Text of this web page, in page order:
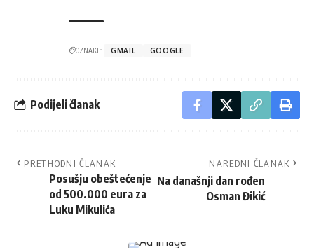
OZNAKE: GMAIL GOOGLE
Podijeli članak
PRETHODNI ČLANAK
Posušju obeštećenje
od 500.000 eura za
Luku Mikulića
NAREDNI ČLANAK
Na današnji dan rođen
Osman Đikić